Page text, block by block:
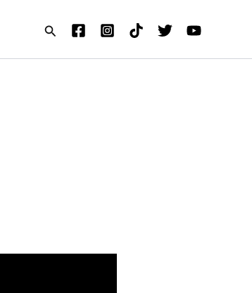
Buscar